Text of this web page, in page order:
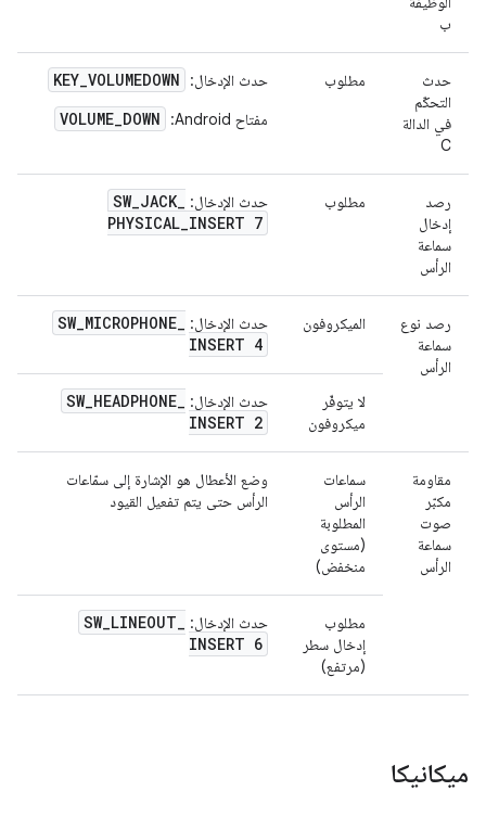
ب
حدث
التحكّم
في الدالة
C
مطلوب حدث الإدخال: KEY_VOLUMEDOWN
مفتاح Android: VOLUME_DOWN
رصد
إدخال
سماعة
الرأس
مطلوب حدث الإدخال: SW_JACK_
PHYSICAL_INSERT 7
رصد نوع
سماعة
الرأس
الميكروفون حدث الإدخال: SW_MICROPHONE_
INSERT 4
لا يتوفّر
ميكروفون
حدث الإدخال: SW_HEADPHONE_
INSERT 2
مقاومة
مكبّر
صوت
سماعة
الرأس
سماعات
الرأس
المطلوبة
(مستوى
منخفض)
وضع الأعطال هو الإشارة إلى سمّاعات
الرأس حتى يتم تفعيل القيود
مطلوب
إدخال سطر
(مرتفع)
حدث الإدخال: SW_LINEOUT_
INSERT 6
ميكانيكا